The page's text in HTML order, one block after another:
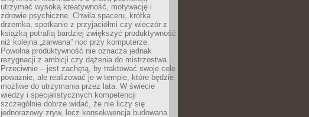
utrzymać wysoką kreatywność, motywację i
zdrowie psychiczne. Chwila spaceru, krótka
drzemka, spotkanie z przyjaciółmi czy wieczór z
książką potrafią bardziej zwiększyć produktywność
niż kolejna „zarwana” noc przy komputerze.
Powolna produktywność nie oznacza jednak
rezygnacji z ambicji czy dążenia do mistrzostwa.
Przeciwnie – jest zachętą, by traktować swoje cele
poważnie, ale realizować je w tempie, które będzie
możliwe do utrzymania przez lata. W świecie
wiedzy i specjalistycznych kompetencji
szczególnie dobrze widać, że nie liczy się
jednorazowy zryw, lecz konsekwencja budowana